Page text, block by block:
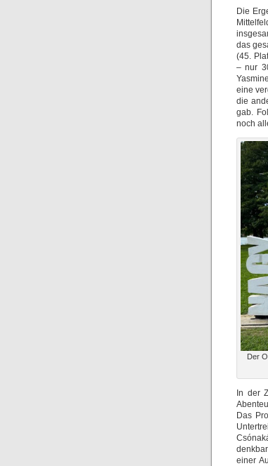
Die
das
(45.
– nur
eine
die
gab.
noch
Der
In der
Das
einer